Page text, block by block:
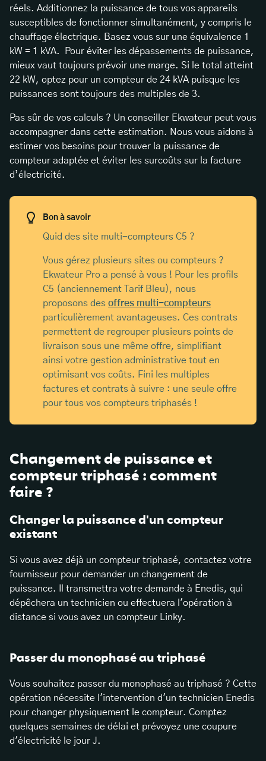
réels. Additionnez la puissance de tous vos appareils
susceptibles de fonctionner simultanément, y compris le
chauffage électrique. Basez vous sur une équivalence 1
kW = 1 kVA. Pour éviter les dépassements de puissance,
mieux vaut toujours prévoir une marge. Si le total atteint
22 kW, optez pour un compteur de 24 kVA puisque les
puissances sont toujours des multiples de 3.
Pas sûr de vos calculs ? Un conseiller Ekwateur peut vous
accompagner dans cette estimation. Nous vous aidons à
estimer vos besoins pour trouver la puissance de
compteur adaptée et éviter les surcoûts sur la facture
d’électricité.
Bon à savoir
Quid des site multi-compteurs C5 ?
Vous gérez plusieurs sites ou compteurs ?
Ekwateur Pro a pensé à vous ! Pour les profils
C5 (anciennement Tarif Bleu), nous
proposons des offres multi-compteurs
particulièrement avantageuses. Ces contrats
permettent de regrouper plusieurs points de
livraison sous une même offre, simplifiant
ainsi votre gestion administrative tout en
optimisant vos coûts. Fini les multiples
factures et contrats à suivre : une seule offre
pour tous vos compteurs triphasés !
Changement de puissance et
compteur triphasé : comment
faire ?
Changer la puissance d'un compteur
existant
Si vous avez déjà un compteur triphasé, contactez votre
fournisseur pour demander un changement de
puissance. Il transmettra votre demande à Enedis, qui
dépêchera un technicien ou effectuera l'opération à
distance si vous avez un compteur Linky.
Passer du monophasé au triphasé
Vous souhaitez passer du monophasé au triphasé ? Cette
opération nécessite l'intervention d'un technicien Enedis
pour changer physiquement le compteur. Comptez
quelques semaines de délai et prévoyez une coupure
d'électricité le jour J.